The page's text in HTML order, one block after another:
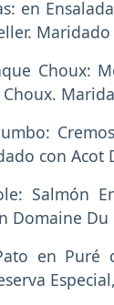
en
Choux:
Choux.
con Acot
Salmón
Domaine Du
en Puré